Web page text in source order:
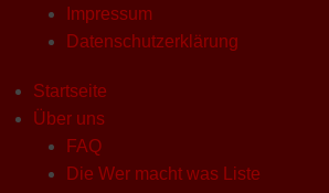
Impressum
Datenschutzerklärung
Startseite
Über uns
FAQ
Die Wer macht was Liste